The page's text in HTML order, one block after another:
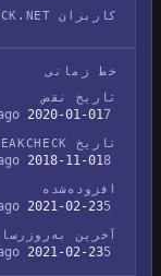
کاربران LEAKCHECK.NET
خط زمانی
تاریخ نقض
2020-01-01
تاریخ LEAKCHECK
2018-11-01
افزوده‌شده
2021-02-23
آخرین به‌روزرسانی
2021-02-23